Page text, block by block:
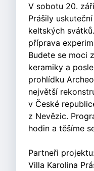
V sobotu 20.
Prášily
keltských
příprava
Budete se moci
keramiky a
prohlídku
největší
v České
z Nevězic.
hodin a těšíme
Partneři
Villa Karolina